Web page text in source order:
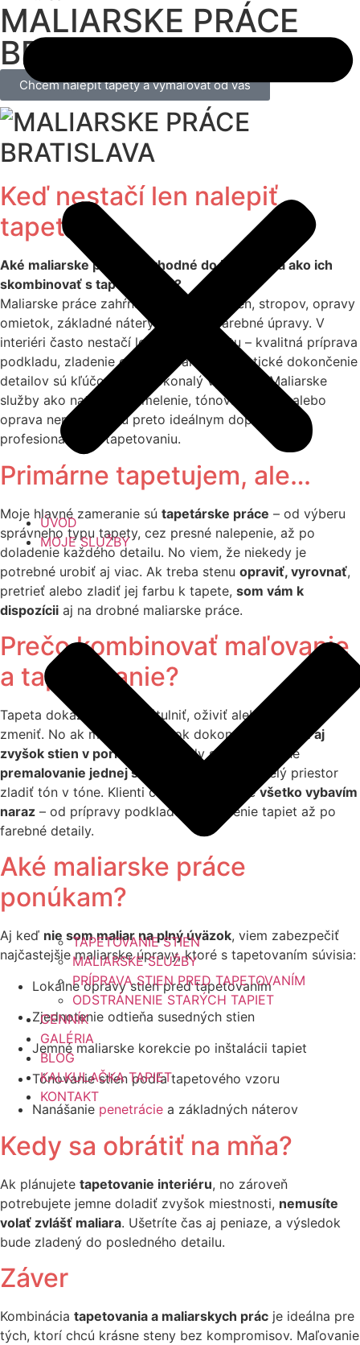
ÚVOD
MOJE SLUŽBY
TAPETOVANIE STIEN
MALIARSKE SLUŽBY
PRÍPRAVA STIEN PRED TAPETOVANÍM
ODSTRÁNENIE STARÝCH TAPIET
CENNÍK
GALÉRIA
BLOG
KALKULAČKA TAPIET
KONTAKT
MALIARSKE PRÁCE
BRATISLAVA
Chcem nalepiť tapety a vymaľovať od vás
Keď nestačí len nalepiť
tapetu
Aké maliarske práce sú vhodné do interiéru a ako ich
skombinovať s tapetovaním?
Maliarske práce zahŕňajú maľovanie stien, stropov, opravy
omietok, základné nátery aj finálne farebné úpravy. V
interiéri často nestačí len nalepiť tapetu – kvalitná príprava
podkladu, zladenie odtieňov farieb a estetické dokončenie
detailov sú kľúčové pre dokonalý výsledok. Maliarske
služby ako natieranie, tmelenie, tónovanie stien alebo
oprava nerovností sú preto ideálnym doplnkom k
profesionálnemu tapetovaniu.
Primárne tapetujem, ale…
Moje hlavné zameranie sú tapetárske práce – od výberu
správneho typu tapety, cez presné nalepenie, až po
doladenie každého detailu. No viem, že niekedy je
potrebné urobiť aj viac. Ak treba stenu opraviť, vyrovnať,
pretrieť alebo zladiť jej farbu k tapete, som vám k
dispozícii aj na drobné maliarske práce.
Prečo kombinovať maľovanie
a tapetovanie?
Tapeta dokáže interiér zútulniť, oživiť alebo opticky
zmeniť. No ak má byť výsledok dokonalý,
musí byť aj
zvyšok stien v poriadku
. Niekedy stačí len jemné
premalovanie jednej steny
, inokedy treba celý priestor
zladiť tón v tóne. Klienti často oceňujú, ževšetko vybavím
naraz – od prípravy podkladu, cez lepenie tapiet až po
farebné detaily.
Aké maliarske práce
ponúkam?
Aj keď nie som maliar na plný úväzok, viem zabezpečiť
najčastejšie maliarske úpravy, ktoré s tapetovaním súvisia:
Lokálne opravy stien pred tapetovaním
Zjednotenie odtieňa susedných stien
Jemné maliarske korekcie po inštalácii tapiet
Tónovanie stien podľa tapetového vzoru
Nanášanie penetrácie a základných náterov
Kedy sa obrátiť na mňa?
Ak plánujete tapetovanie interiéru, no zároveň
potrebujete jemne doladiť zvyšok miestnosti, nemusíte
volať zvlášť maliara. Ušetríte čas aj peniaze, a výsledok
bude zladený do posledného detailu.
Záver
Kombinácia tapetovania a maliarskych prác je ideálna pre
tých, ktorí chcú krásne steny bez kompromisov. Maľovanie